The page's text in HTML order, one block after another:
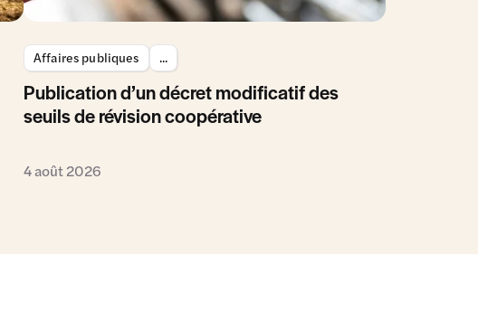
Affaires publiques ...
Publication d’un décret modificatif des
seuils de révision coopérative
4 août 2026